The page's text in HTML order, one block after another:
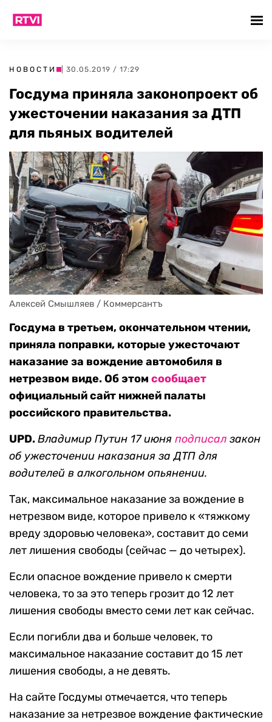
НОВОСТИ | 30.05.2019 / 17:29
Госдума приняла законопроект об
ужесточении наказания за ДТП
для пьяных водителей
Алексей Смышляев / Коммерсантъ
Госдума в третьем, окончательном чтении,
приняла поправки, которые ужесточают
наказание за вождение автомобиля в
нетрезвом виде. Об этом сообщает
официальный сайт нижней палаты
российского правительства.
UPD.Владимир Путин 17 июня подписал закон
об ужесточении наказания за ДТП для
водителей в алкогольном опьянении.
Так, максимальное наказание за вождение в
нетрезвом виде, которое привело к «тяжкому
вреду здоровью человека», составит до семи
лет лишения свободы (сейчас — до четырех).
Если опасное вождение привело к смерти
человека, то за это теперь грозит до 12 лет
лишения свободы вместо семи лет как сейчас.
Если погибли два и больше человек, то
максимальное наказание составит до 15 лет
лишения свободы, а не девять.
На сайте Госдумы отмечается, что теперь
наказание за нетрезвое вождение фактические